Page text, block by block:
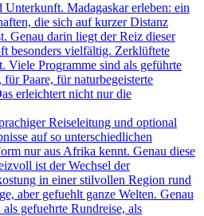
Madagaskar erleben: ein
die sich auf kurzer Distanz
Genau darin liegt der Reiz dieser
besonders vielfältig. Zerklüftete
Viele Programme sind als geführte
Paare, für naturbegeisterte
erleichtert nicht nur die
Reiseleitung und optional
auf so unterschiedlichen
nur aus Afrika kennt. Genau diese
ist der Wechsel der
in einer stilvollen Region rund
aber gefuehlt ganze Welten. Genau
gefuehrte Rundreise, als